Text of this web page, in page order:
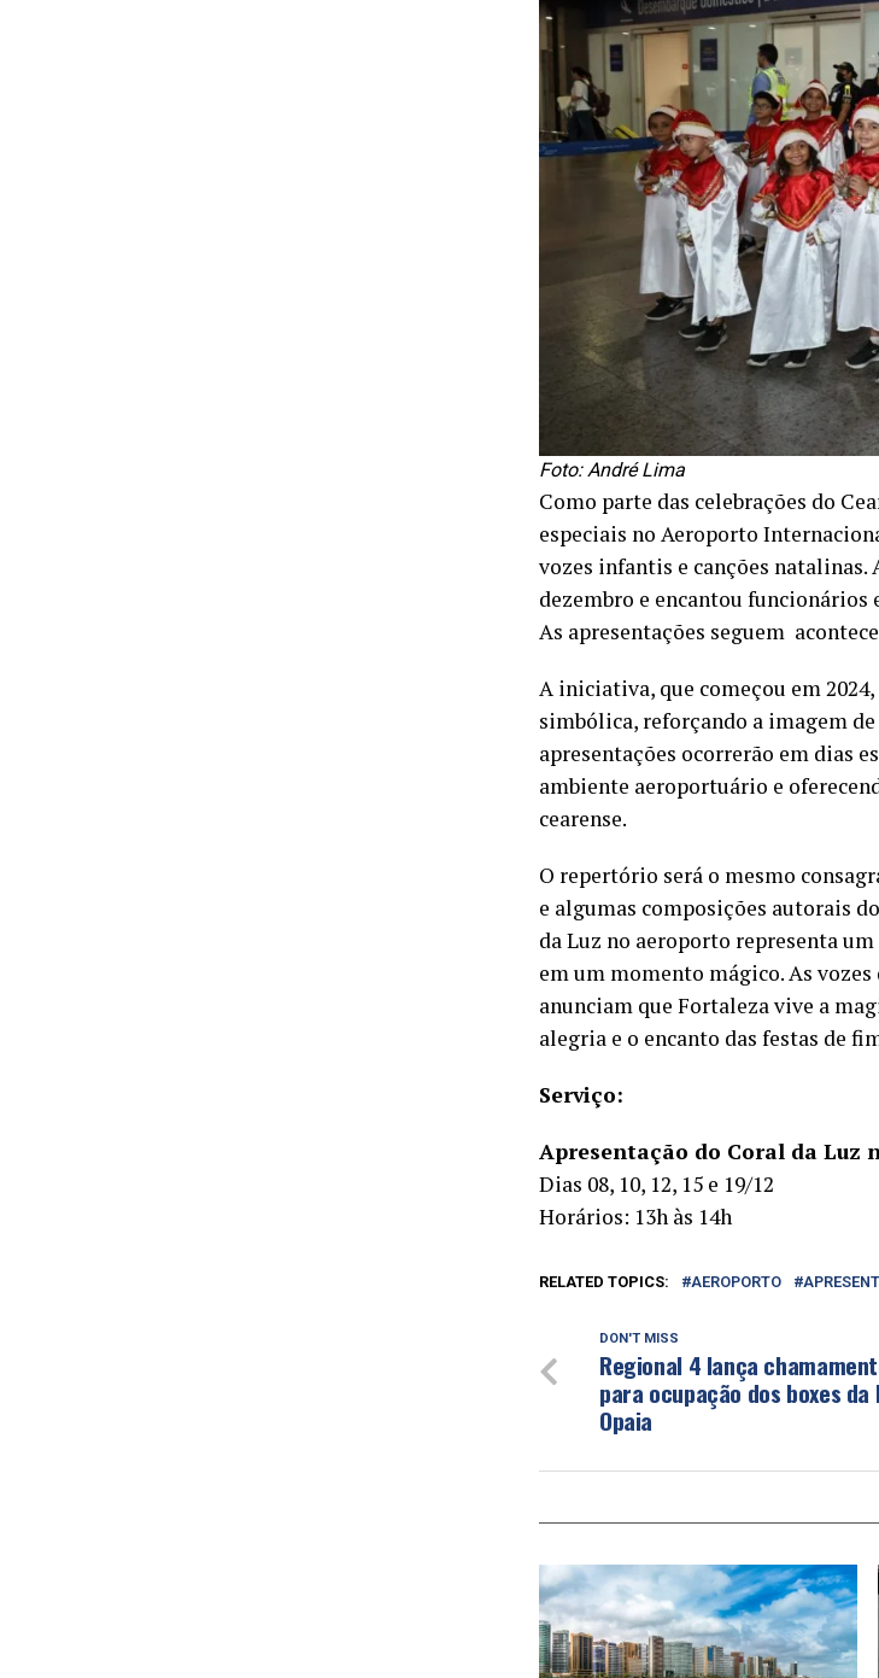
Foto: André Lima
Como parte das celebrações do
especiais no Aeroporto
vozes infantis e canções natalinas.
dezembro e encantou
As apresentações seguem
A iniciativa, que começou em
simbólica, reforçando a imagem
apresentações ocorrerão em dias
ambiente aeroportuário e
cearense.
O repertório será o mesmo
e algumas composições autorais
da Luz no aeroporto representa
em um momento mágico. As
anunciam que Fortaleza vive a
alegria e o encanto das festas de
Serviço:
Apresentação do Coral da Luz
Dias 08, 10, 12, 15 e 19/12
Horários: 13h às 14h
RELATED TOPICS: AEROPORTO
DON'T MISS
Regional 4 lança
para ocupação dos boxes da
Opaia